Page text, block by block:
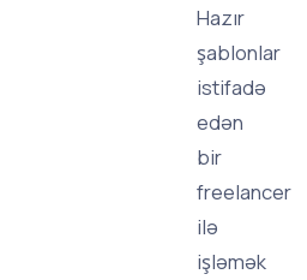
Hazır
şablonlar
istifadə
edən
bir
freelancer
ilə
işləmək